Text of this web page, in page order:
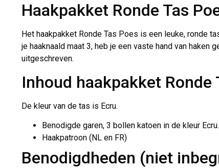
Haakpakket Ronde Tas
Het haakpakket Ronde Tas Poes is een leuke, ronde
je haaknaald maat 3, heb je een vaste hand van
uitgeschreven.
Inhoud haakpakket Ronde
De kleur van de tas is Ecru.
Benodigde garen, 3 bollen katoen in de kleur Ecru.
Haakpatroon (NL en FR)
Benodigdheden (niet